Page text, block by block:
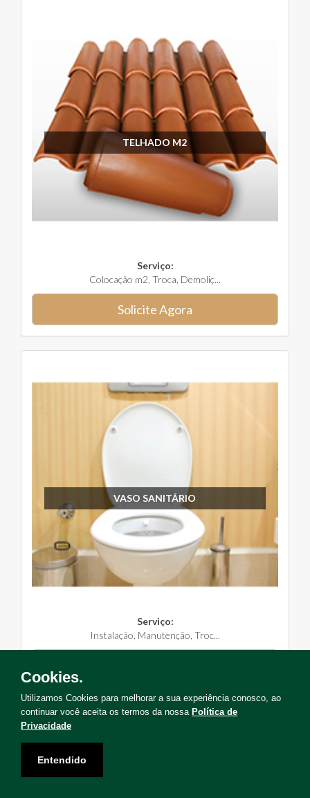
TELHADO M2
Serviço:
Colocação m2, Troca, Demoliç...
Solicite Agora
VASO SANITÁRIO
Serviço:
Instalação, Manutenção, Troc...
Solicite uma visita para levantamento de serviços!
Cookies.
Utilizamos Cookies para melhorar a sua experiência conosco, ao
continuar você aceita os termos da nossa Política de
Privacidade
Entendido